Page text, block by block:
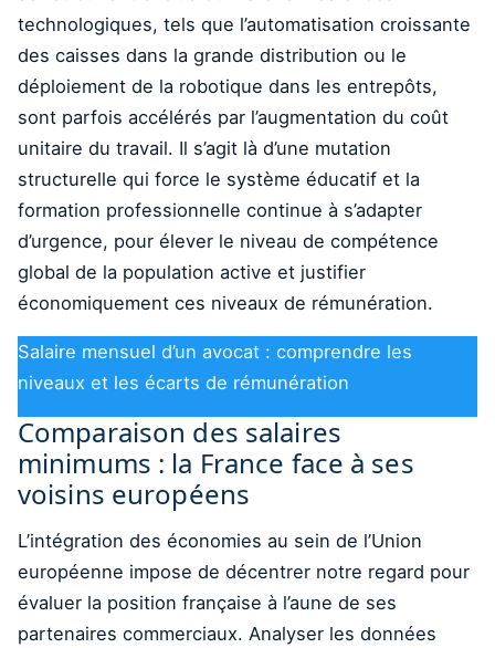
technologiques, tels que l’automatisation croissante
des caisses dans la grande distribution ou le
déploiement de la robotique dans les entrepôts,
sont parfois accélérés par l’augmentation du coût
unitaire du travail. Il s’agit là d’une mutation
structurelle qui force le système éducatif et la
formation professionnelle continue à s’adapter
d’urgence, pour élever le niveau de compétence
global de la population active et justifier
économiquement ces niveaux de rémunération.
Salaire mensuel d’un avocat : comprendre les
niveaux et les écarts de rémunération
Comparaison des salaires
minimums : la France face à ses
voisins européens
L’intégration des économies au sein de l’Union
européenne impose de décentrer notre regard pour
évaluer la position française à l’aune de ses
partenaires commerciaux. Analyser les données